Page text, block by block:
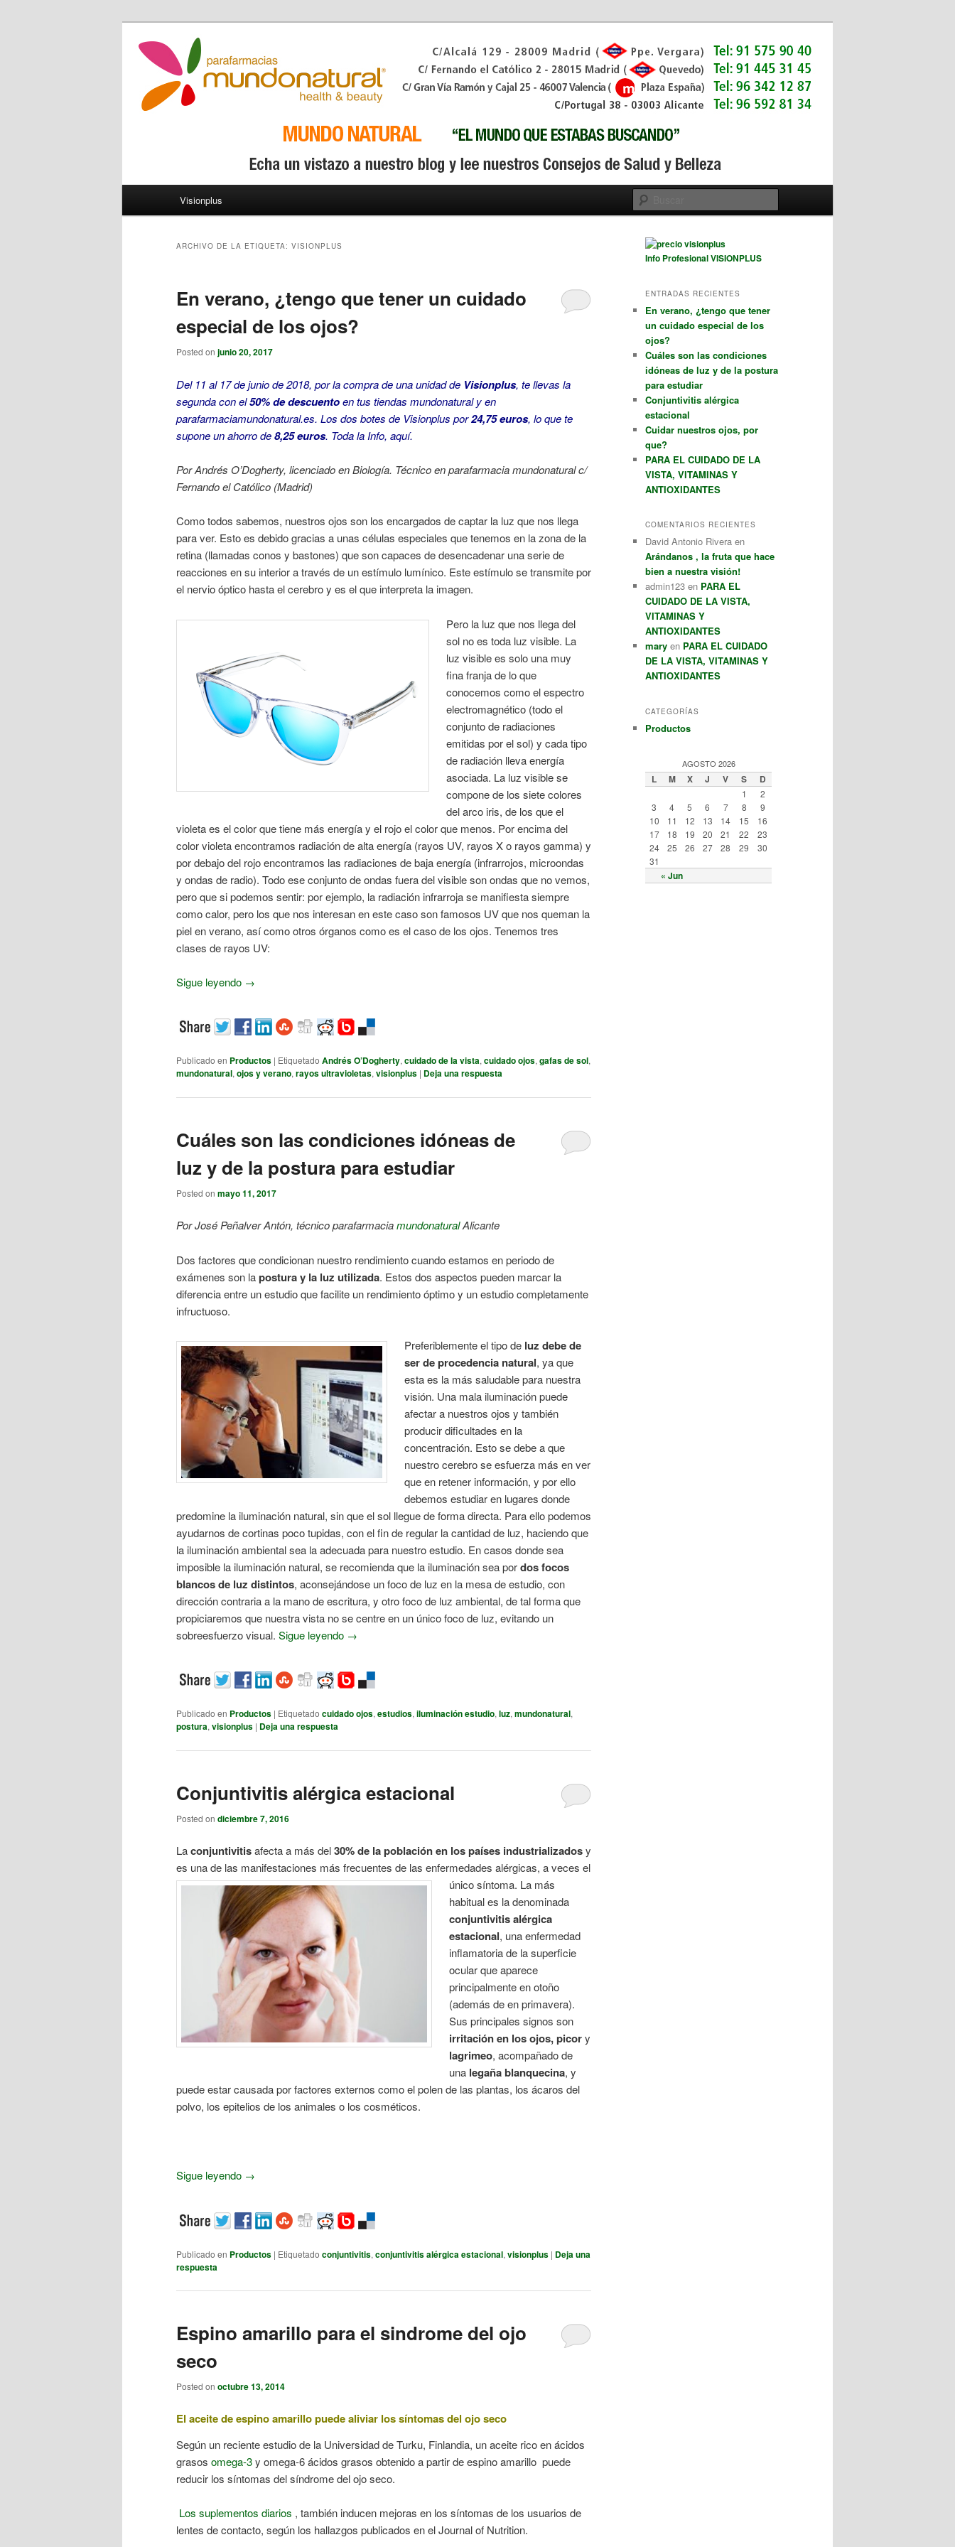
Ir al contenido principal
Ir al contenido secundario
Visionplus
ARCHIVO DE LA ETIQUETA: VISIONPLUS
En verano, ¿tengo que tener un cuidado
especial de los ojos?
Posted on junio 20, 2017
Del 11 al 17 de junio de 2018, por la compra de una unidad de Visionplus, te llevas la
segunda con el50% de descuentoen tus tiendas mundonatural y en
parafarmaciamundonatural.es. Los dos botes de Visionplus por24,75 euros, lo que te
supone un ahorro de8,25 euros. Toda la Info, aquí.
Por Andrés O’Dogherty, licenciado en Biología. Técnico en parafarmacia mundonatural c/
Fernando el Católico (Madrid)
Como todos sabemos, nuestros ojos son los encargados de captar la luz que nos llega
para ver. Esto es debido gracias a unas células especiales que tenemos en la zona de la
retina (llamadas conos y bastones) que son capaces de desencadenar una serie de
reacciones en su interior a través de un estímulo lumínico. Este estímulo se transmite por
el nervio óptico hasta el cerebro y es el que interpreta la imagen.
Pero la luz que nos llega del
sol no es toda luz visible. La
luz visible es solo una muy
fina franja de lo que
conocemos como el espectro
electromagnético (todo el
conjunto de radiaciones
emitidas por el sol) y cada tipo
de radiación lleva energía
asociada. La luz visible se
compone de los siete colores
del arco iris, de los que el
violeta es el color que tiene más energía y el rojo el color que menos. Por encima del
color violeta encontramos radiación de alta energía (rayos UV, rayos X o rayos gamma) y
por debajo del rojo encontramos las radiaciones de baja energía (infrarrojos, microondas
y ondas de radio). Todo ese conjunto de ondas fuera del visible son ondas que no vemos,
pero que si podemos sentir: por ejemplo, la radiación infrarroja se manifiesta siempre
como calor, pero los que nos interesan en este caso son famosos UV que nos queman la
piel en verano, así como otros órganos como es el caso de los ojos. Tenemos tres
clases de rayos UV:
Sigue leyendo →
Publicado en Productos | Etiquetado Andrés O’Dogherty,cuidado de la vista,cuidado ojos,gafas de sol,
mundonatural,ojos y verano,rayos ultravioletas,visionplus | Deja una respuesta
Cuáles son las condiciones idóneas de
luz y de la postura para estudiar
Posted on mayo 11, 2017
Por José Peñalver Antón, técnico parafarmaciamundonaturalAlicante
Dos factores que condicionan nuestro rendimiento cuando estamos en periodo de
exámenes son lapostura y la luz utilizada. Estos dos aspectos pueden marcar la
diferencia entre un estudio que facilite un rendimiento óptimo y un estudio completamente
infructuoso.
Preferiblemente el tipo de luz debe de
ser de procedencia natural, ya que
esta es la más saludable para nuestra
visión. Una mala iluminación puede
afectar a nuestros ojos y también
producir dificultades en la
concentración. Esto se debe a que
nuestro cerebro se esfuerza más en ver
que en retener información, y por ello
debemos estudiar en lugares donde
predomine la iluminación natural, sin que el sol llegue de forma directa. Para ello podemos
ayudarnos de cortinas poco tupidas, con el fin de regular la cantidad de luz, haciendo que
la iluminación ambiental sea la adecuada para nuestro estudio. En casos donde sea
imposible la iluminación natural, se recomienda que la iluminación sea pordos focos
blancos de luz distintos, aconsejándose un foco de luz en la mesa de estudio, con
dirección contraria a la mano de escritura, y otro foco de luz ambiental, de tal forma que
propiciaremos que nuestra vista no se centre en un único foco de luz, evitando un
sobreesfuerzo visual. Sigue leyendo →
Publicado en Productos | Etiquetado cuidado ojos,estudios,iluminación estudio,luz,mundonatural,
postura,visionplus | Deja una respuesta
Conjuntivitis alérgica estacional
Posted on diciembre 7, 2016
Laconjuntivitisafecta a más del30% de la población en los países industrializadosy
es una de las manifestaciones más frecuentes de las enfermedades alérgicas, a veces el
único síntoma. La más
habitual es la denominada
conjuntivitis alérgica
estacional, una enfermedad
inflamatoria de la superficie
ocular que aparece
principalmente en otoño
(además de en primavera).
Sus principales signos son
irritación en los ojos, picory
lagrimeo, acompañado de
una legaña blanquecina, y
puede estar causada por factores externos como el polen de las plantas, los ácaros del
polvo, los epitelios de los animales o los cosméticos.
Sigue leyendo →
Publicado en Productos | Etiquetado conjuntivitis, conjuntivitis alérgica estacional, visionplus | Deja una
respuesta
Espino amarillo para el sindrome del ojo
seco
Posted on octubre 13, 2014
El aceite de espino amarillo puede aliviar los síntomas del ojo seco
Según un reciente estudio de la Universidad de Turku, Finlandia, un aceite rico en ácidos
grasos omega-3y omega-6 ácidos grasos obtenido a partir de espino amarillo puede
reducir los síntomas del síndrome del ojo seco.
Los suplementos diarios , también inducen mejoras en los síntomas de los usuarios de
lentes de contacto, según los hallazgos publicados en el Journal of Nutrition.
Info Profesional VISIONPLUS
ENTRADAS RECIENTES
En verano, ¿tengo que tener
un cuidado especial de los
ojos?
Cuáles son las condiciones
idóneas de luz y de la postura
para estudiar
Conjuntivitis alérgica
estacional
Cuidar nuestros ojos, por
que?
PARA EL CUIDADO DE LA
VISTA, VITAMINAS Y
ANTIOXIDANTES
COMENTARIOS RECIENTES
David Antonio Rivera en
Arándanos , la fruta que hace
bien a nuestra visión!
admin123 en PARA EL
CUIDADO DE LA VISTA,
VITAMINAS Y
ANTIOXIDANTES
mary en PARA EL CUIDADO
DE LA VISTA, VITAMINAS Y
ANTIOXIDANTES
CATEGORÍAS
Productos
AGOSTO 2026
L M X J V S D
« Jun
1
2
3
4 5 6 7 8
9
10
11 12 13 14 15
16
17
18 19 20 21 22
23
24
25 26 27 28 29
30
31